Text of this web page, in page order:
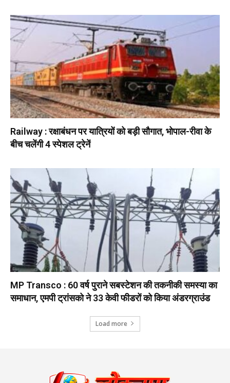
Railway : रक्षाबंधन पर यात्रियों को बड़ी सौगात, भोपाल-रीवा के
बीच चलेंगी 4 स्पेशल ट्रेनें
MP Transco : 60 वर्ष पुराने सबस्टेशन की तकनीकी समस्या का
समाधान, एमपी ट्रांसको ने 33 केवी फीडरों को किया अंडरग्राउंड
Load more